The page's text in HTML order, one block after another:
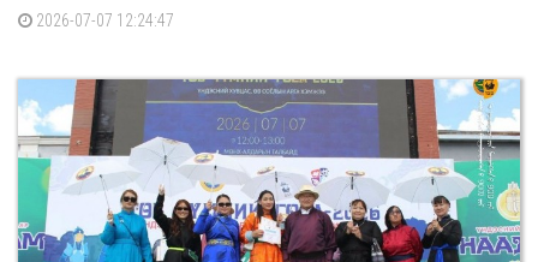
2026-07-07 12:24:47